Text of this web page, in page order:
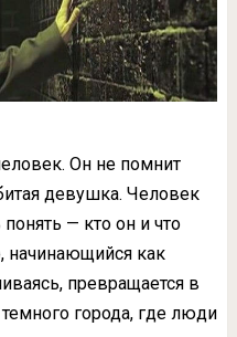
Он не помнит
девушка. Человек
— кто он и что
начинающийся как
превращается в
города, где люди